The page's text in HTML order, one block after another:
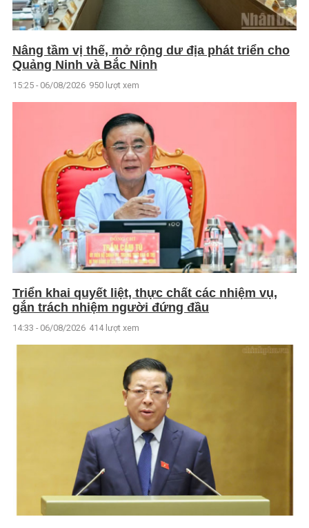
Nâng tầm vị thế, mở rộng dư địa phát triển cho
Quảng Ninh và Bắc Ninh
15:25 - 06/08/2026 950 lượt xem
Triển khai quyết liệt, thực chất các nhiệm vụ,
gắn trách nhiệm người đứng đầu
14:33 - 06/08/2026 414 lượt xem